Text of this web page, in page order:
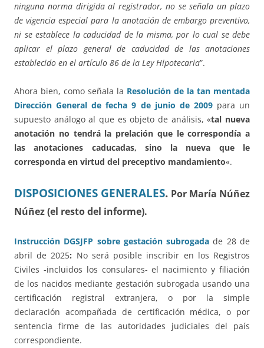
ninguna norma dirigida al registrador, no se señala un plazo
de vigencia especial para la anotación de embargo preventivo,
ni se establece la caducidad de la misma, por lo cual se debe
aplicar el plazo general de caducidad de las anotaciones
establecido en el artículo 86 de la Ley Hipotecaria”.
Ahora bien, como señala la Resolución de la tan mentada
Dirección General de fecha 9 de junio de 2009para un
supuesto análogo al que es objeto de análisis, «tal nueva
anotación no tendrá la prelación que le correspondía a
las anotaciones caducadas, sino la nueva que le
corresponda en virtud del preceptivo mandamiento«.
DISPOSICIONES GENERALES. Por María Núñez
Núñez (el resto del informe).
Instrucción DGSJFP sobre gestación subrogada de 28 de
abril de 2025: No será posible inscribir en los Registros
Civiles -incluidos los consulares- el nacimiento y filiación
de los nacidos mediante gestación subrogada usando una
certificación registral extranjera, o por la simple
declaración acompañada de certificación médica, o por
sentencia firme de las autoridades judiciales del país
correspondiente.